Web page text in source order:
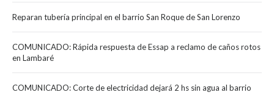
Reparan tubería principal en el barrio San Roque de San Lorenzo
COMUNICADO: Rápida respuesta de Essap a reclamo de caños rotos
en Lambaré
COMUNICADO: Corte de electricidad dejará 2 hs sin agua al barrio